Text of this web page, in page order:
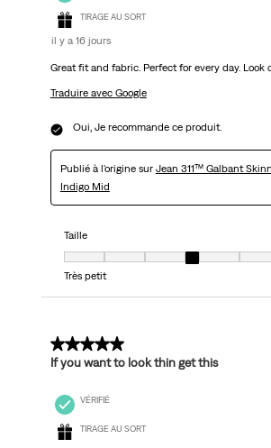
TIRAGE AU SORT
il y a 16 jours
Great fit and fabric. Perfect for every day. Look
Traduire avec Google
Oui, Je recommande ce produit.
Publié à l'origine sur Jean 311™ Galbant
Indigo Mid
Taille
Taille, 4 sur 7, où 1 est égal à Très petit et 7
Très petit
5 sur 5 étoiles.
If you want to look thin get this
VÉRIFIÉ
TIRAGE AU SORT